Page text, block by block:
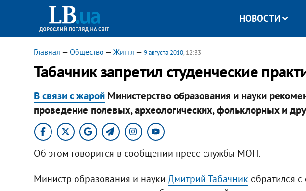
НОВОСТИ
Главная — Общество — Життя — 9 августа 2010, 12:33
Табачник запретил студенческие
В связи с жаройМинистерство образования и науки
проведение полевых, археологических, фольклорных и
Об этом говорится в сообщении пресс-службы МОН.
Министр образования и наукиДмитрий Табачник обратился